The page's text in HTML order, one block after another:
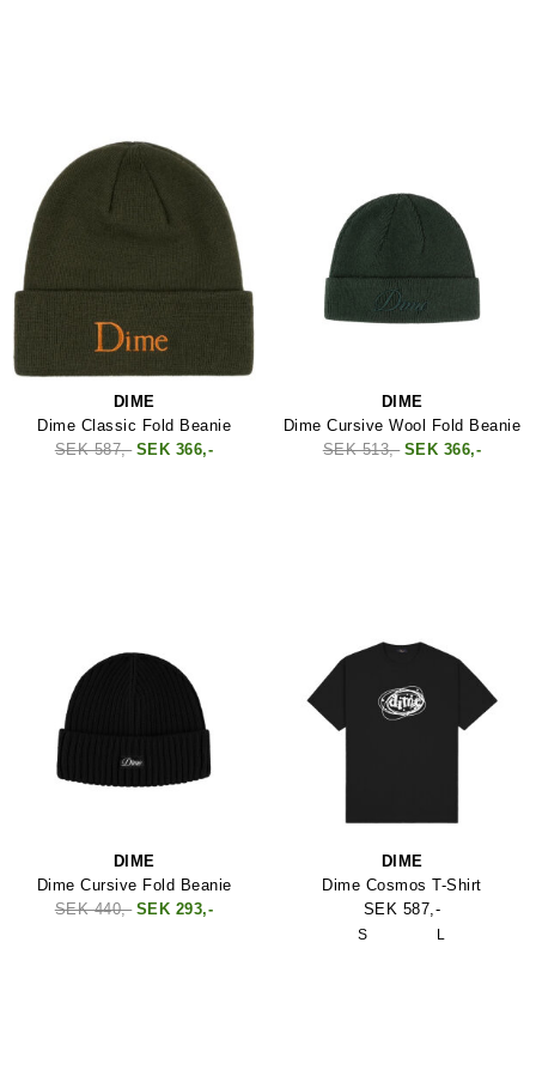
DIME
Dime Classic Fold Beanie
SEK 587,- SEK 366,-
DIME
Dime Cursive Wool Fold Beanie
SEK 513,- SEK 366,-
DIME
Dime Cursive Fold Beanie
SEK 440,- SEK 293,-
DIME
Dime Cosmos T-Shirt
SEK 587,-
S L